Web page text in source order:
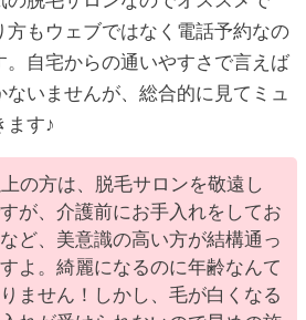
もウェブではなく電話予約なの
。自宅からの通いやすさで言えば
ないませんが、総合的に見てミュ
ます♪
の方は、脱毛サロンを敬遠し
が、介護前にお手入れをしてお
ど、美意識の高い方が結構通っ
よ。綺麗になるのに年齢なんて
ません！しかし、毛が白くなる